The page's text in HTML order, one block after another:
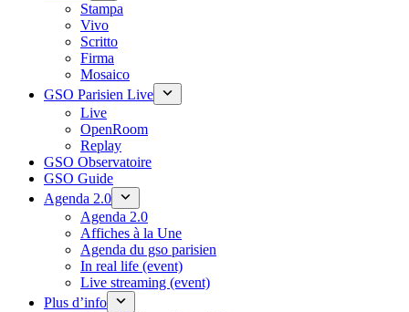
Stampa
Vivo
Scritto
Firma
Mosaico
GSO Parisien Live
Live
OpenRoom
Replay
GSO Observatoire
GSO Guide
Agenda 2.0
Agenda 2.0
Affiches à la Une
Agenda du gso parisien
In real life (event)
Live streaming (event)
Plus d’info